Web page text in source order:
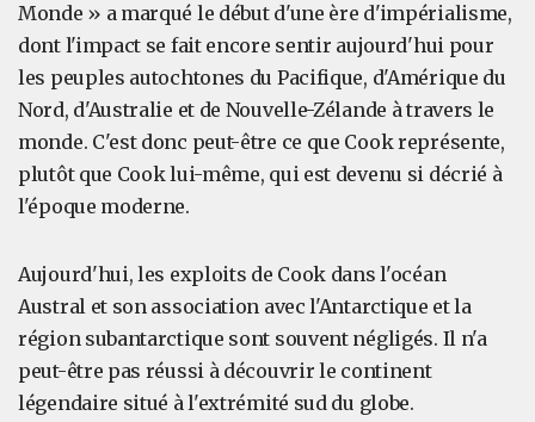
Monde » a marqué le début d'une ère d'impérialisme,
dont l'impact se fait encore sentir aujourd'hui pour
les peuples autochtones du Pacifique, d'Amérique du
Nord, d'Australie et de Nouvelle-Zélande à travers le
monde. C'est donc peut-être ce que Cook représente,
plutôt que Cook lui-même, qui est devenu si décrié à
l'époque moderne.
Aujourd'hui, les exploits de Cook dans l'océan
Austral et son association avec l'Antarctique et la
région subantarctique sont souvent négligés. Il n'a
peut-être pas réussi à découvrir le continent
légendaire situé à l'extrémité sud du globe.